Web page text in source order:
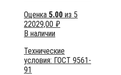
Оценка 5.00 из 5
22029,00 ₽
В наличии
Технические
условия: ГОСТ 9561-
91